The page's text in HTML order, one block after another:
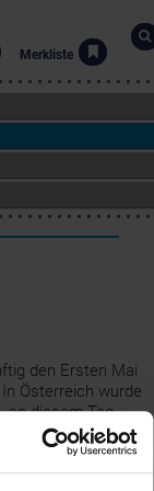
Merkliste
den Ersten Mai
Österreich wurde
an diesem Tag
zu veranstalten,
Die
die Arbeit